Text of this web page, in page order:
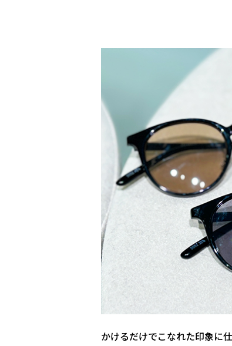
かけるだけでこなれた印象に